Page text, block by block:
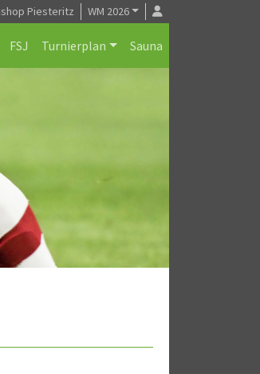
Piesteritz WM 2026
FSJ Turnierplan Sauna